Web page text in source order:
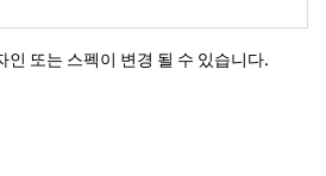
또는 스펙이 변경 될 수 있습니다.